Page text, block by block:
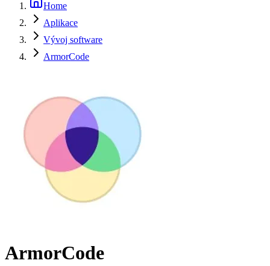
Home
Aplikace
Vývoj software
ArmorCode
ArmorCode